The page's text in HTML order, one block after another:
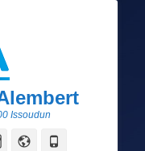
Issoudun
Instagram
Site